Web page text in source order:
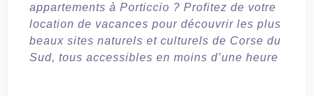
appartements à Porticcio ? Profitez de votre
location de vacances pour découvrir les plus
beaux sites naturels et culturels de Corse du
Sud, tous accessibles en moins d’une heure